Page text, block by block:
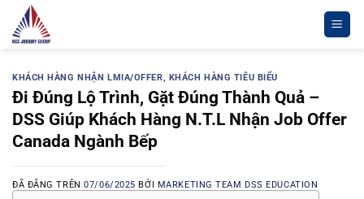
Chuyển
đến
dungKHÁCH HÀNG NHẬN LMIA/OFFER, KHÁCH HÀNG TIÊU BIỂU
Đi Đúng Lộ Trình, Gặt Đúng Thành Quả –
DSS Giúp Khách Hàng N.T.L Nhận Job Offer
Canada Ngành Bếp
ĐÃ ĐĂNG TRÊN07/06/2025 BỞI MARKETING TEAM DSS EDUCATION